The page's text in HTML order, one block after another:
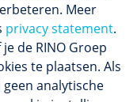
Meer
privacy statement.
de RINO Groep
te plaatsen. Als
analytische
scholings­